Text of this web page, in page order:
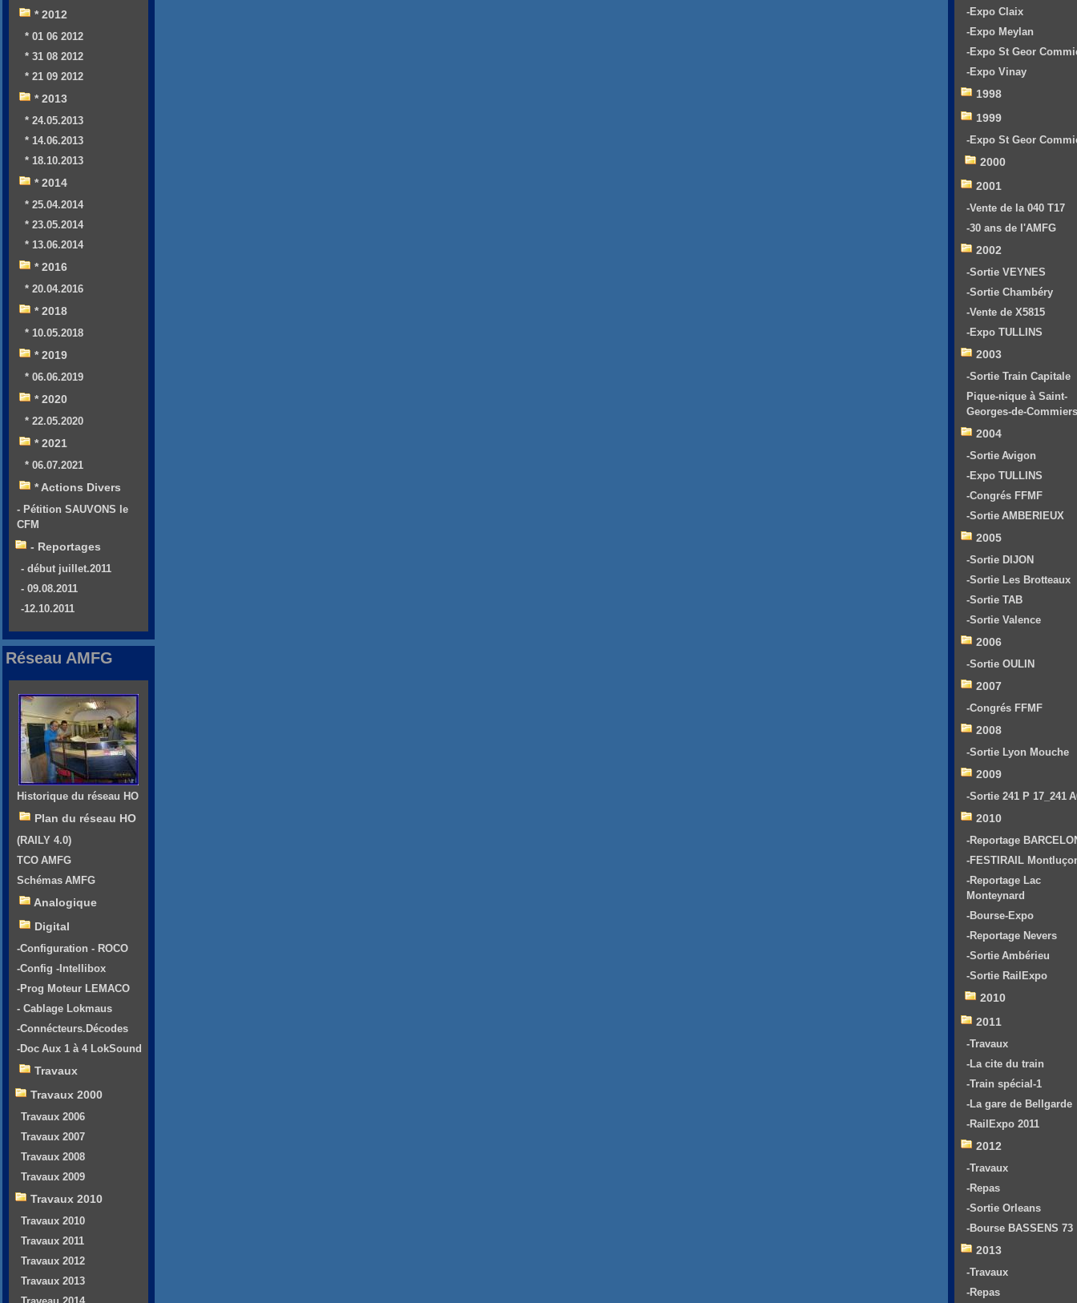
* 2012
* 01 06 2012
* 31 08 2012
* 21 09 2012
* 2013
* 24.05.2013
* 14.06.2013
* 18.10.2013
* 2014
* 25.04.2014
* 23.05.2014
* 13.06.2014
* 2016
* 20.04.2016
* 2018
* 10.05.2018
* 2019
* 06.06.2019
* 2020
* 22.05.2020
* 2021
* 06.07.2021
* Actions Divers
- Pétition SAUVONS le
CFM
- Reportages
- début juillet.2011
- 09.08.2011
-12.10.2011
Réseau AMFG
Historique du réseau HO
Plan du réseau HO
(RAILY 4.0)
TCO AMFG
Schémas AMFG
Analogique
Digital
-Configuration - ROCO
-Config -Intellibox
-Prog Moteur LEMACO
- Cablage Lokmaus
-Connécteurs.Décodes
-Doc Aux 1 à 4 LokSound
Travaux
Travaux 2000
Travaux 2006
Travaux 2007
Travaux 2008
Travaux 2009
Travaux 2010
Travaux 2010
Travaux 2011
Travaux 2012
Travaux 2013
-Expo Claix
-Expo Meylan
-Expo St Geor
-Expo Vinay
1998
1999
-Expo St Geor
2000
2001
-Vente de la 040 T17
-30 ans de l'AMFG
2002
-Sortie VEYNES
-Sortie Chambéry
-Vente de X5815
-Expo TULLINS
2003
-Sortie Train Capitale
Pique-nique à Saint-
Georges-de-Commiers
2004
-Sortie Avigon
-Expo TULLINS
-Congrés FFMF
-Sortie AMBERIEUX
2005
-Sortie DIJON
-Sortie Les Brotteaux
-Sortie TAB
-Sortie Valence
2006
-Sortie OULIN
2007
-Congrés FFMF
2008
-Sortie Lyon Mouche
2009
-Sortie 241 P 17_241
2010
-Reportage
-FESTIRAIL
-Reportage Lac
Monteynard
-Bourse-Expo
-Reportage Nevers
-Sortie Ambérieu
-Sortie RailExpo
2010
2011
-Travaux
-La cite du train
-Train spécial-1
-La gare de Bellgarde
-RailExpo 2011
2012
-Travaux
-Repas
-Sortie Orleans
-Bourse BASSENS 73
2013
-Travaux
-Repas